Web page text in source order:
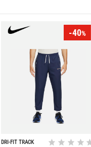
-40%
DRI-FIT TRACK